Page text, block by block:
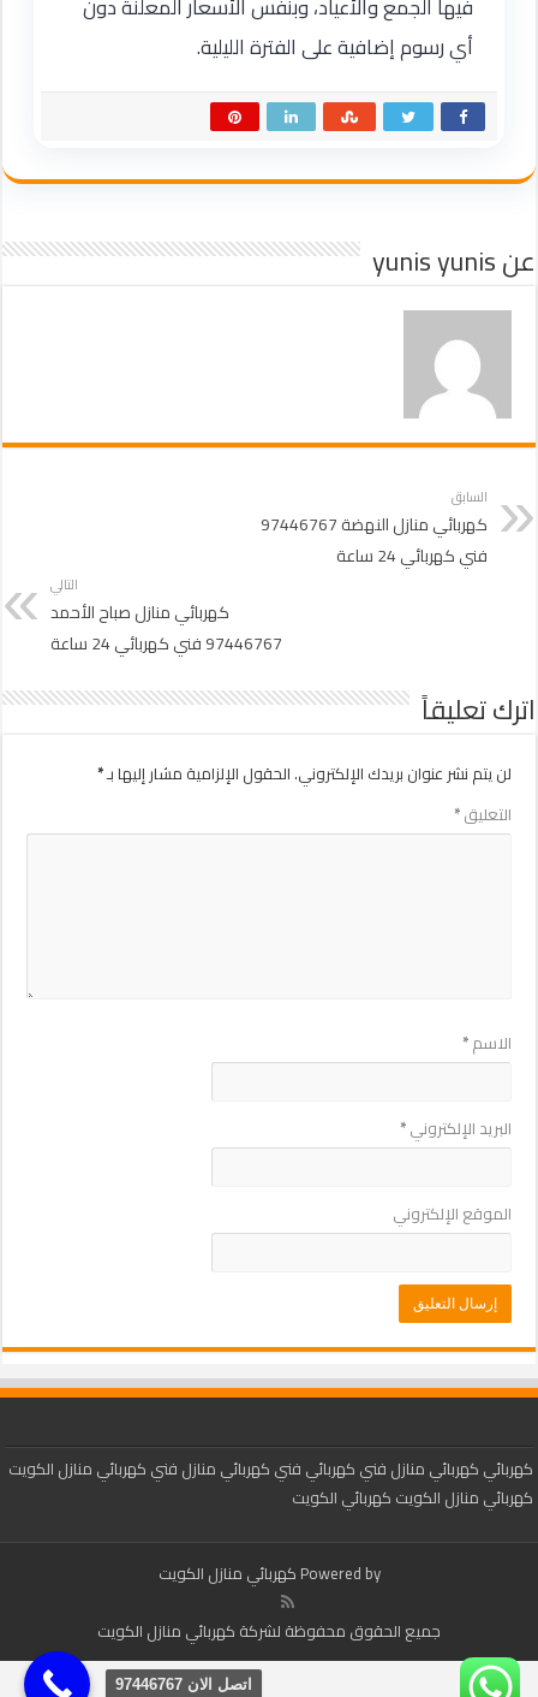
أي رسوم إضافية على الفترة الليلية.
عن yunis yunis
السابق
كهربائي منازل النهضة 97446767
فني كهربائي 24 ساعة
التالي
كهربائي منازل صباح الأحمد
97446767 فني كهربائي 24 ساعة
اترك تعليقاً
لن يتم نشر عنوان بريدك الإلكتروني. الحقول الإلزامية مشار إليها بـ*
التعليق*
الاسم*
البريد الإلكتروني*
الموقع الإلكتروني
كهربائي كهربائي منازل فني كهربائي فني كهربائي منازل فني كهربائي منازل الكويت
كهربائي منازل الكويت كهربائي الكويت
Powered by كهربائي منازل الكويت
جميع الحقوق محفوظة لشركة كهربائي منازل الكويت
اتصل الان 97446767‬